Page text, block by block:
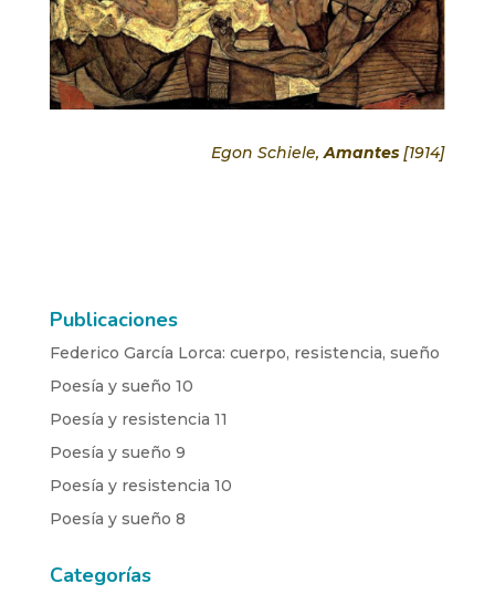
Egon Schiele,Amantes [1914]
Publicaciones
Federico García Lorca: cuerpo, resistencia, sueño
Poesía y sueño 10
Poesía y resistencia 11
Poesía y sueño 9
Poesía y resistencia 10
Poesía y sueño 8
Categorías